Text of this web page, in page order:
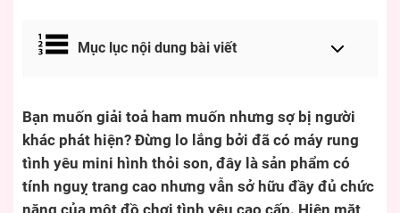
Mục lục nội dung bài viết
Bạn muốn giải toả ham muốn nhưng sợ bị người
khác phát hiện? Đừng lo lắng bởi đã có máy rung
tình yêu mini hình thỏi son, đây là sản phẩm có
tính nguỵ trang cao nhưng vẫn sở hữu đầy đủ chức